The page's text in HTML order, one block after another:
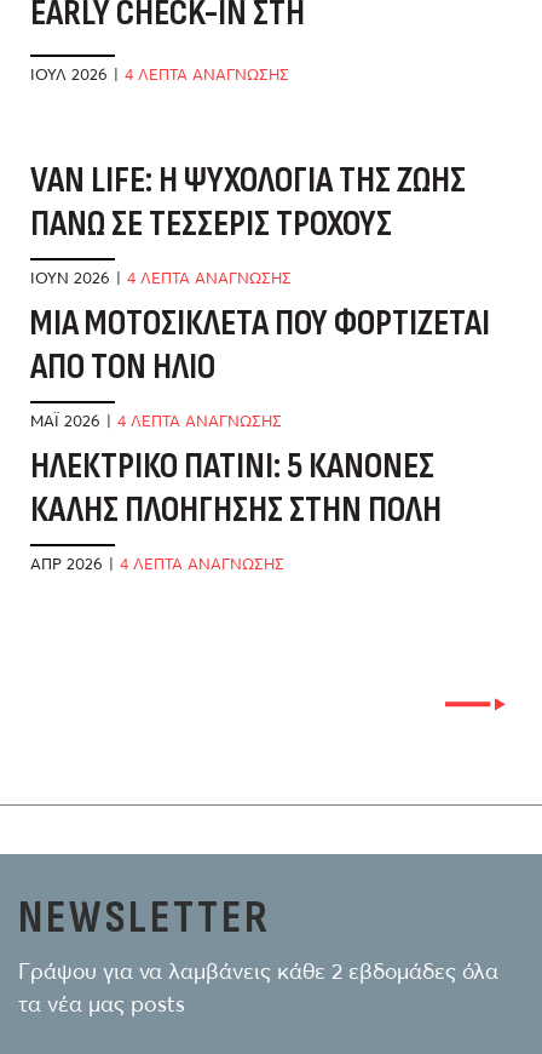
EARLY CHECK-IN ΣΤΗ
ΣΕΛΉΝΗ
ΙΟΎΛ 2026 | 4 ΛΕΠΤΑ ΑΝΑΓΝΩΣΗΣ
VAN LIFE: Η ΨΥΧΟΛΟΓΊΑ ΤΗΣ ΖΩΉΣ
ΠΆΝΩ ΣΕ ΤΈΣΣΕΡΙΣ ΤΡΟΧΟΎΣ
ΙΟΎΝ 2026 | 4 ΛΕΠΤΑ ΑΝΑΓΝΩΣΗΣ
ΜΊΑ ΜΟΤΟΣΙΚΛΈΤΑ ΠΟΥ ΦΟΡΤΊΖΕΤΑΙ
ΑΠΌ ΤΟΝ ΉΛΙΟ
ΜΆΙ 2026 | 4 ΛΕΠΤΑ ΑΝΑΓΝΩΣΗΣ
ΗΛΕΚΤΡΙΚΌ ΠΑΤΊΝΙ: 5 ΚΑΝΌΝΕΣ
ΚΑΛΉΣ ΠΛΟΉΓΗΣΗΣ ΣΤΗΝ ΠΌΛΗ
ΑΠΡ 2026 | 4 ΛΕΠΤΑ ΑΝΑΓΝΩΣΗΣ
NEWSLETTER
Γράψου για να λαμβάνεις κάθε 2 εβδομάδες όλα
τα νέα μας posts